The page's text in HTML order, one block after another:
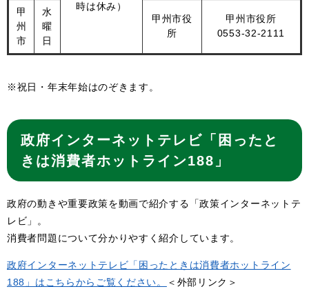
時は休み）
甲
州
市
水
曜
日
甲州市役
所
甲州市役所
0553-32-2111
※祝日・年末年始はのぞきます。
政府インターネットテレビ「困ったと
きは消費者ホットライン188」
政府の動きや重要政策を動画で紹介する「政策インターネットテ
レビ」。
消費者問題について分かりやすく紹介しています。
政府インターネットテレビ「困ったときは消費者ホットライン
188」はこちらからご覧ください。
＜外部リンク＞